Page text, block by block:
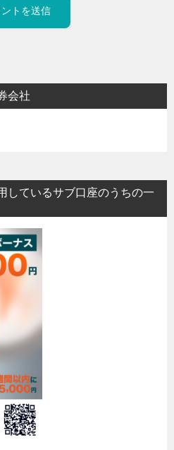
会社
しているサブ口座のうちの一